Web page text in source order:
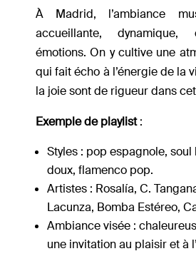
À Madrid, l’ambiance
accueillante, dynamique,
émotions. On y cultive une
qui fait écho à l’énergie de la
la joie sont de rigueur dans
Exemple de playlist:
Styles : pop espagnole,
doux, flamenco pop.
Artistes : Rosalía, C.
Lacunza, Bomba Estéreo,
Ambiance visée :
une invitation au plaisir et à